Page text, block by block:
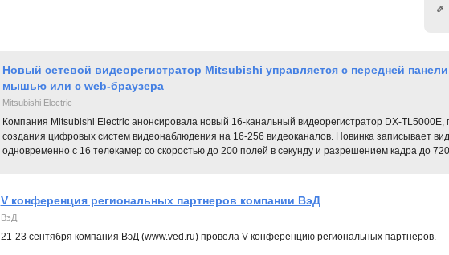
✐
Новый сетевой видеорегистратор Mitsubishi управляется с передней
мышью или с web-браузера
Mitsubishi Electric
Компания Mitsubishi Electric анонсировала новый 16-канальный видеорегистратор DX-
создания цифровых систем видеонаблюдения на 16-256 видеоканалов. Новинка записывает
одновременно с 16 телекамер со скоростью до 200 полей в секунду и разрешением кадра до
V конференция региональных партнеров компании ВэД
ВэД
21-23 сентября компания ВэД (www.ved.ru) провела V конференцию региональных партнеров.